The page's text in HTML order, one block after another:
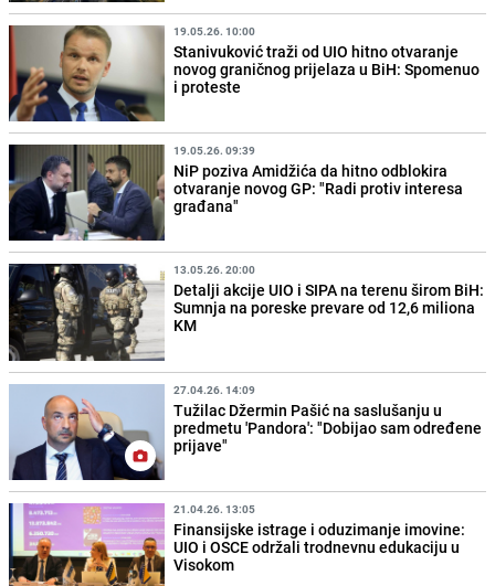
19.05.26. 10:00
Stanivuković traži od UIO hitno otvaranje
novog graničnog prijelaza u BiH: Spomenuo
i proteste
19.05.26. 09:39
NiP poziva Amidžića da hitno odblokira
otvaranje novog GP: "Radi protiv interesa
građana"
13.05.26. 20:00
Detalji akcije UIO i SIPA na terenu širom BiH:
Sumnja na poreske prevare od 12,6 miliona
KM
27.04.26. 14:09
Tužilac Džermin Pašić na saslušanju u
predmetu 'Pandora': "Dobijao sam određene
prijave"
21.04.26. 13:05
Finansijske istrage i oduzimanje imovine:
UIO i OSCE održali trodnevnu edukaciju u
Visokom